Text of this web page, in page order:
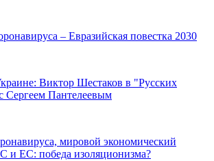
– Евразийская повестка 2030
Виктор Шестаков в "Русских
Сергеем Пантелеевым
мировой экономический
и ЕС: победа изоляционизма?